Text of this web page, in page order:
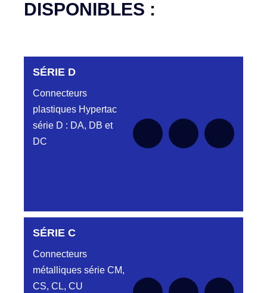
DISPONIBLES :
SÉRIE D
Connecteurs
plastiques Hypertac
série D : DA, DB et
DC
SÉRIE DA
Aucune pièce disponible pour cette série
SÉRIE C
Connecteurs
métalliques série CM,
CS, CL, CU